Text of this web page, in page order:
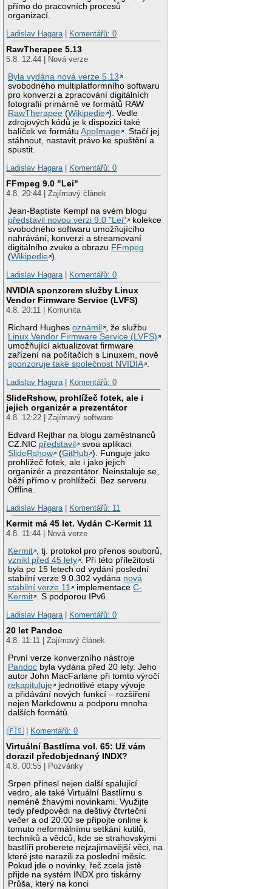
přímo do pracovních procesů
organizací.
Ladislav Hagara
Komentářů: 0
RawTherapee 5.13
5.8. 12:44 | Nová verze
Byla vydána nová verze 5.13
svobodného multiplatformního softwaru
pro konverzi a zpracování digitálních
fotografií primárně ve formátů RAW
RawTherapee (Wikipedie ). Vedle
zdrojových kódů je k dispozici také
balíček ve formátuAppImage . Stačí jej
stáhnout, nastavit právo ke spuštění a
spustit.
Ladislav Hagara
Komentářů: 0
FFmpeg 9.0 "Lei"
4.8. 20:44 | Zajímavý článek
Jean-Baptiste Kempf na svém blogu
představil novou verzi 9.0 "Lei"
kolekce
svobodného softwaru umožňujícího
nahrávání, konverzi a streamovaní
digitálního zvuku a obrazu FFmpeg
(Wikipedie ).
Ladislav Hagara | Komentářů: 0
NVIDIA sponzorem služby Linux
Vendor Firmware Service (LVFS)
4.8. 20:11 | Komunita
Richard Hughesoznámil
, že službu
Linux Vendor Firmware Service (LVFS)
umožňující aktualizovat firmware
zařízení na počítačích s Linuxem, nově
sponzoruje také společnost NVIDIA .
Ladislav Hagara | Komentářů: 0
SlideRshow, prohlížeč fotek, ale i
jejich organizér a prezentátor
4.8. 12:22 | Zajímavý software
Edvard Rejthar na blogu zaměstnanců
CZ.NIC představil
svou aplikaci
SlideRshow
(GitHub ). Funguje jako
prohlížeč fotek, ale i jako jejich
organizér a prezentátor. Neinstaluje se,
běží přímo v prohlížeči. Bez serveru.
Offline.
Ladislav Hagara | Komentářů: 11
Kermit má 45 let. Vydán C-Kermit 11
4.8. 11:44 | Nová verze
Kermit
, tj. protokol pro přenos souborů,
vznikl před 45 lety
. Při této příležitosti
byla po 15 letech od vydání poslední
stabilní verze 9.0.302 vydána nová
stabilní verze 11
implementaceC-
Kermit
. S podporou IPv6.
Ladislav Hagara | Komentářů: 0
20 let Pandoc
4.8. 11:11 | Zajímavý článek
První verze konverzního nástroje
Pandoc byla vydána před 20 lety. Jeho
autor John MacFarlane při tomto výročí
rekapituluje
jednotlivé etapy vývoje
a přidávání nových funkcí – rozšíření
nejen Markdownu a podporu mnoha
dalších formátů.
|🇵🇸 | Komentářů: 0
Virtuální Bastlírna vol. 65: Už vám
dorazil předobjednaný INDX?
4.8. 00:55 | Pozvánky
Srpen přinesl nejen další spalující
vedro, ale také Virtuální Bastlírnu s
neméně žhavými novinkami. Využijte
tedy předpovědi na deštivý čtvrteční
večer a od 20:00 se připojte online k
tomuto neformálnímu setkání kutilů,
techniků a vědců, kde se strahovskými
bastlíři proberete nejzajímavější věci, na
které jste narazili za poslední měsíc.
Pokud jde o novinky, řeč zcela jistě
přijde na systém INDX pro tiskárny
Průša, který na konci